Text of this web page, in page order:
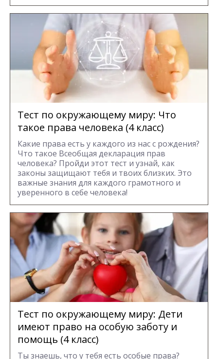
Тест по окружающему миру: Что
такое права человека (4 класс)
Какие права есть у каждого из нас с рождения?
Что такое Всеобщая декларация прав
человека? Пройди этот тест и узнай, как
законы защищают тебя и твоих близких. Это
важные знания для каждого грамотного и
уверенного в себе человека!
Тест по окружающему миру: Дети
имеют право на особую заботу и
помощь (4 класс)
Ты знаешь, что у тебя есть особые права?